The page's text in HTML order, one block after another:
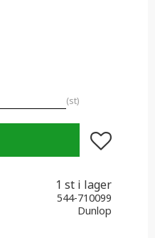
st
Lägg till i
1 st i lager
544-710099
Dunlop